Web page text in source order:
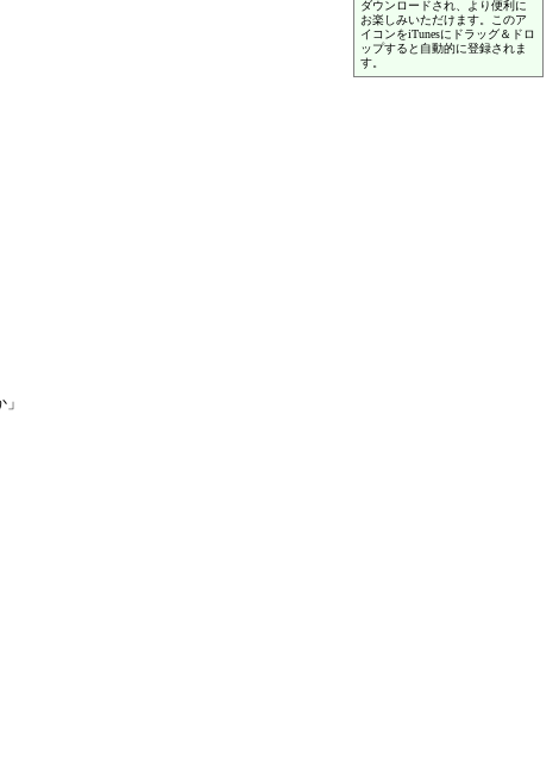
ダウンロードされ、より便利に
お楽しみいただけます。このア
イコンをiTunesにドラッグ＆ドロ
ップすると自動的に登録されま
す。